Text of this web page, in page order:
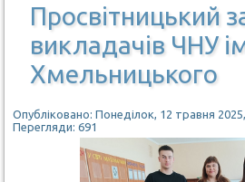
Просвітницький
викладачів ЧНУ
Хмельницького
Опубліковано: Понеділок, 12 травня
Перегляди: 691